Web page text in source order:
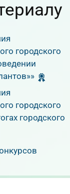
городского
городского
городского